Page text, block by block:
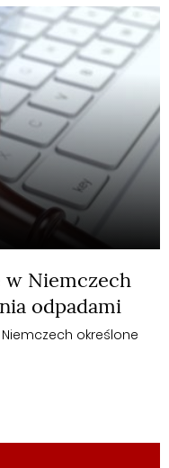
w Niemczech
odpadami
określone